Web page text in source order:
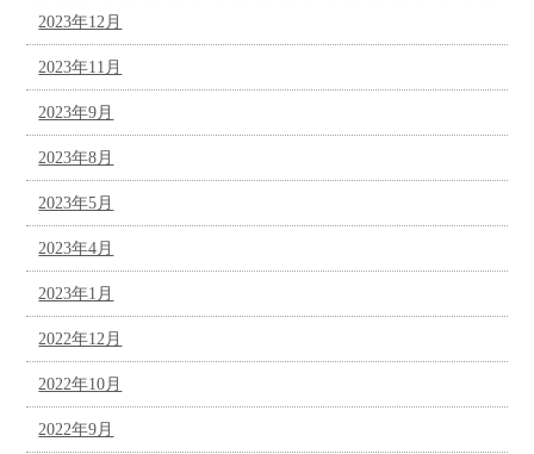
2023年12月
2023年11月
2023年9月
2023年8月
2023年5月
2023年4月
2023年1月
2022年12月
2022年10月
2022年9月